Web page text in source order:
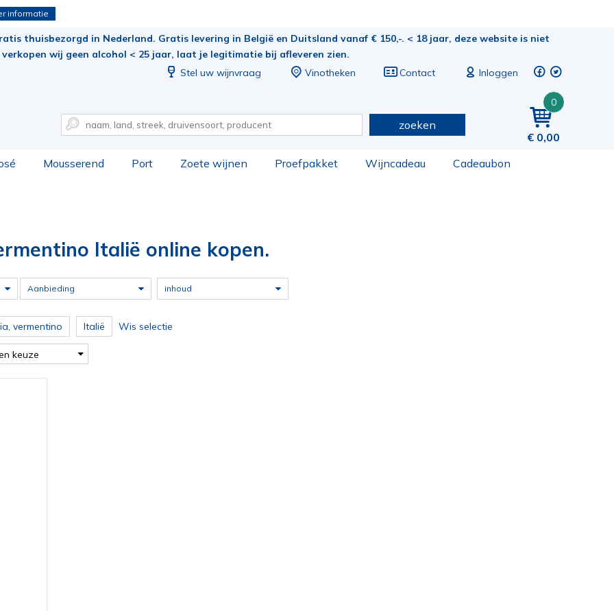
informatie
thuisbezorgd in Nederland. Gratis levering in België en Duitsland vanaf € 150,-. < 18 jaar, deze website is niet
wij geen alcohol < 25 jaar, laat je legitimatie bij afleveren zien.
Stel uw wijnvraag
Vinotheken Contact Inloggen
0
0,00
zoeken
Mousserend Port Zoete wijnen Proefpakket Wijncadeau Cadeaubon
Italië online kopen.
Aanbieding inhoud
vermentino Italië Wis selectie
keuze